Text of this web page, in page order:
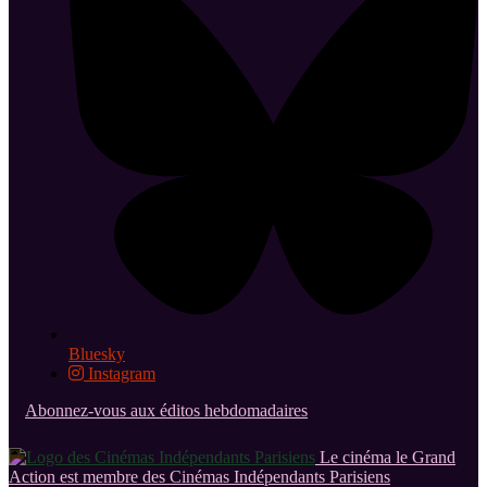
Bluesky
Instagram
Abonnez-vous aux éditos hebdomadaires
Le cinéma le Grand
Action est membre des Cinémas Indépendants Parisiens